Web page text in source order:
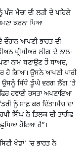
ਮੈਚਾਂ ਦੀ ਲੜੀ ਦੇ ਪਹਿਲੇ
ਕਰਨਾ ਪਿਆ
ਦੌਰਾਨ ਆਪਣੀ ਭਾਰਤ ਦੀ
ਪ੍ਰੀਮੀਅਰ ਲੀਗ ਦੇ ਨਾਲ-
ਨਾਮ ਬਣਾਉਣ ਤੋਂ ਬਾਅਦ,
ਹੋ ਗਿਆ। ਉਸਨੇ ਆਪਣੀ ਪਾਰੀ
ਉਸਨੂੰ ਸਿੱਧੇ ਡੂੰਘੇ ਵਰਗ ਲੈੱਗ ‘ਤੇ
ਹਵਾਈ ਰਸਤਾ ਅਪਣਾਇਆ
ਨੂੰ ਸਾਫ਼ ਕਰ ਦਿੱਤਾ।ਮੈਚ ਦਾ
ਸਿੰਘ ਨੇ ਤਿਲਕ ਦੀ ਤਾਰੀਫ਼
ਛੁਪਿਆ ਹੋਇਆ ਹੈ”।
ਖੇਡਾਂ’ ’ਚ ਭਾਰਤ ਨੇ